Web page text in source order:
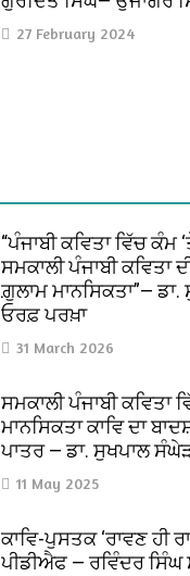
27 February 2024
“ਪੰਜਾਬੀ ਕਵਿਤਾ ਵਿੱਚ ਕੰਮ
ਸਮਕਾਲੀ ਪੰਜਾਬੀ ਕਵਿਤਾ
ਗ਼ੁਲਾਮ ਮਾਨਸਿਕਤਾ”—
ਓਰਫ਼ ਪਰਖ਼ਾ
31 March 2026
ਸਮਕਾਲੀ ਪੰਜਾਬੀ ਕਵਿਤਾ
ਮਾਨਸਿਕਤਾ ਕਾਵਿ ਦਾ
ਪਾਤਰ — ਡਾ. ਸੁਖਪਾਲ
11 May 2025
ਕਾਵਿ-ਪੁਸਤਕ ‘ਰਾਵਣ ਹੀ
ਪੀਡੀਐਫ — ਰਵਿੰਦਰ ਸਿੰਘ